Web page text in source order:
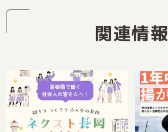
関連情報